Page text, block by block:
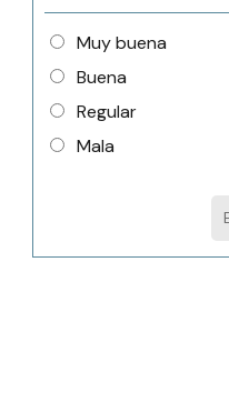
Muy buena
Buena
Regular
Mala